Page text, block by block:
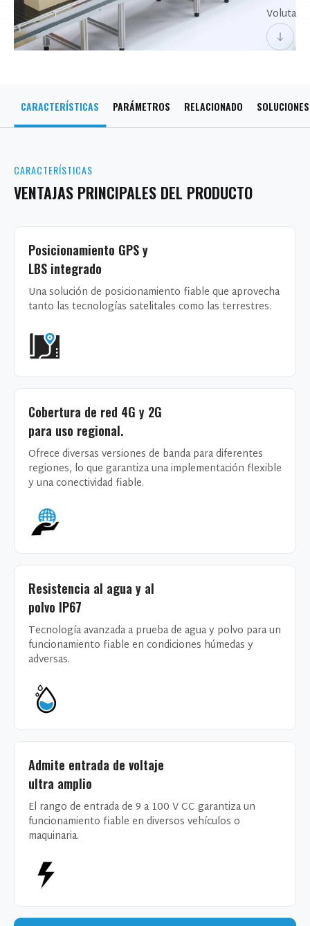
Voluta
CARACTERÍSTICAS PARÁMETROS RELACIONADO SOLUCIONES
CARACTERÍSTICAS
VENTAJAS PRINCIPALES DEL PRODUCTO
Posicionamiento GPS y
LBS integrado
Una solución de posicionamiento fiable que aprovecha
tanto las tecnologías satelitales como las terrestres.
Cobertura de red 4G y 2G
para uso regional.
Ofrece diversas versiones de banda para diferentes
regiones, lo que garantiza una implementación flexible
y una conectividad fiable.
Resistencia al agua y al
polvo IP67
Tecnología avanzada a prueba de agua y polvo para un
funcionamiento fiable en condiciones húmedas y
adversas.
Admite entrada de voltaje
ultra amplio
El rango de entrada de 9 a 100 V CC garantiza un
funcionamiento fiable en diversos vehículos o
maquinaria.